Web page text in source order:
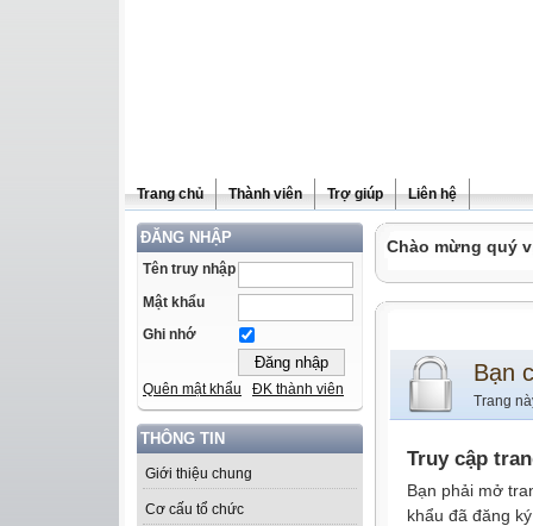
Trang chủ Thành viên Trợ giúp Liên hệ
ĐĂNG NHẬP
Tên truy nhập
Mật khẩu
Ghi nhớ
Quên mật khẩu ĐK thành viên
THÔNG TIN
Giới thiệu chung
Cơ cấu tổ chức
Chào mừng quý
Bạn
Trang
Truy cập
Bạn phải mở
khẩu đã đăng